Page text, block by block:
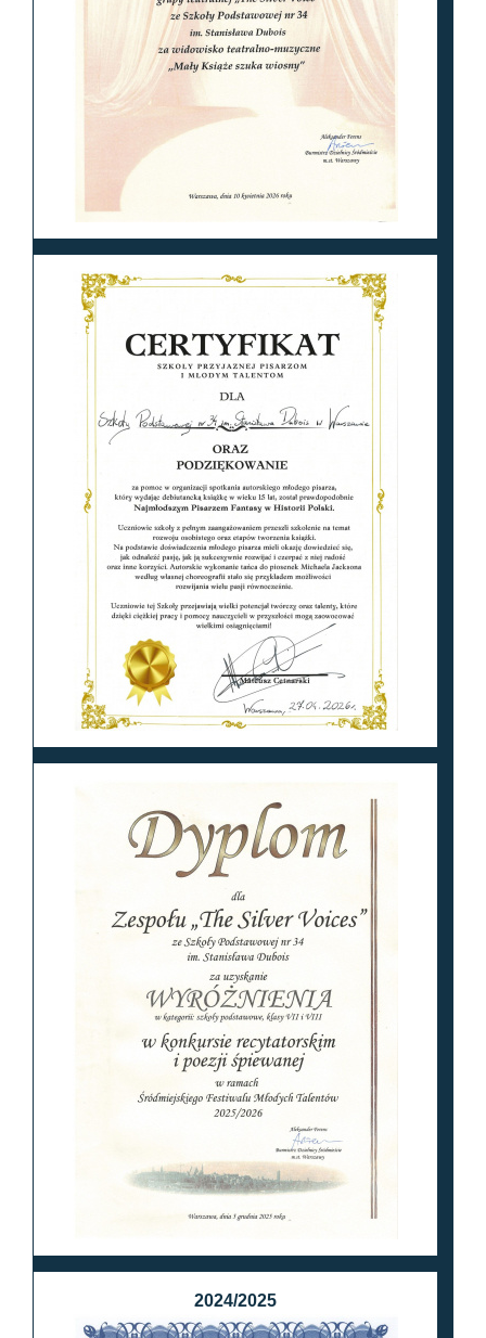
2024/2025